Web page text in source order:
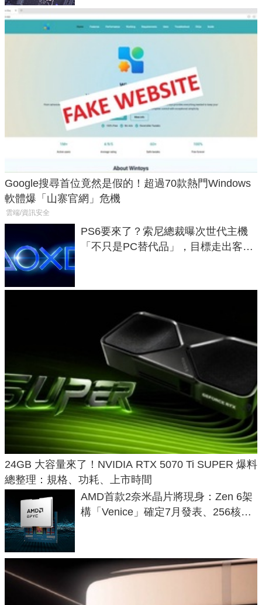
Google搜尋首位竟然是假的！超過70款熱門Windows
軟體爆「山寨官網」危機
雲端/資訊安全
PS6要來了？索尼總裁曝次世代主機
「不只是PC替代品」，目標走出客
24GB 大容量來了！NVIDIA RTX 5070 Ti SUPER 爆料
總整理：規格、功耗、上市時間
AMD首款2奈米晶片將現身：Zen 6架
構「Venice」確定7月發表、256核心